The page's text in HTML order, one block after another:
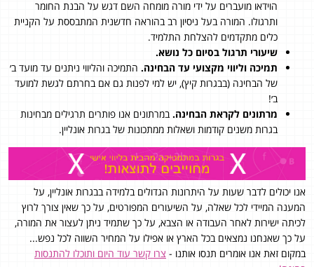
הוידאו מועברים על ידי מורה מומחה השם דגש על הבנת החומר
ותרגולו. המורה בעל ניסיון רב בהוראה חדשנית המתבססת על הקניית
כלים מתקדמים להצלחת התלמיד.
שיעורי תרגול בסיום כל נושא.
תמיכה וליווי מקצועי עד הבחינה. התמיכה והליווי ניתנים עד מועד ב׳
של הבחינה (בבגרות קיץ), יש למי לפנות גם אם בחרתם לגשת למועד
ב׳!
מרתונים לקראת הבחינה. במרתונים אנו פותרים תרגילים מבחינות
בגרות משנים קודמות ושאלות ממתכונות של בגרות אונליין.
אנו יכולים לדבר שעות על היתרונות הגדולים בלמידה בבגרות אונליין, על
המענה המיידי לכל שאלה, על השיעורים המפורטים, על כך שאין צורך לרוץ
לכיתה ישירות לאחר העבודה או הצבא, על כך שתמיד ניתן לעצור את המורה,
על כך שאנחנו נמצאים בכל הארץ או אפילו על המחיר השווה לכל נפש...
במקום זאת אנו אומרים תנסו אותנו - צרו קשר עוד היום ותוכלו להתנסות